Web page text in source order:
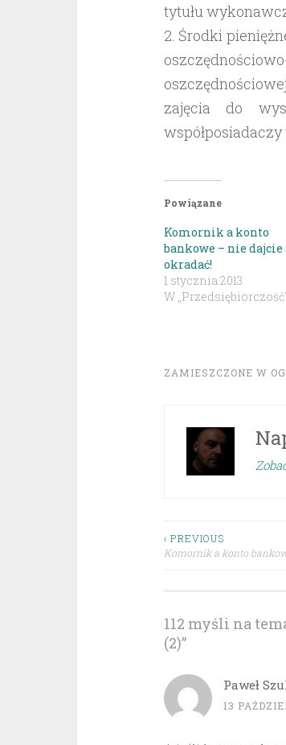
tytułu
2. Środki
zajęcia do
Powiązane
Komornik a konto
bankowe – nie dajcie
okradać!
1 stycznia 2013
W
ZAMIESZCZONE W
Nawigacja
‹ PREVIOUS
Komornik a konto
112 myśli na
(2)”
Paweł
13